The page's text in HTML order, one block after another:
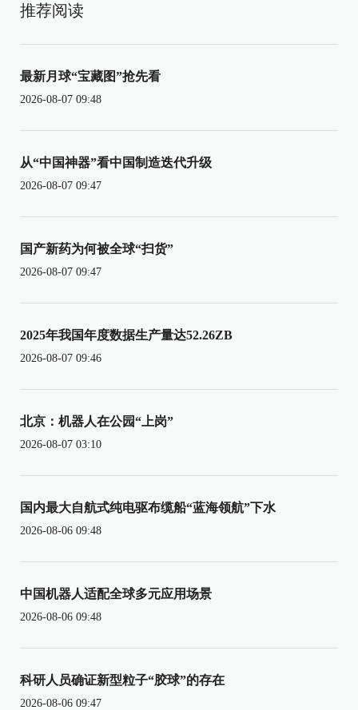
推荐阅读
最新月球“宝藏图”抢先看
2026-08-07 09:48
从“中国神器”看中国制造迭代升级
2026-08-07 09:47
国产新药为何被全球“扫货”
2026-08-07 09:47
2025年我国年度数据生产量达52.26ZB
2026-08-07 09:46
北京：机器人在公园“上岗”
2026-08-07 03:10
国内最大自航式纯电驱布缆船“蓝海领航”下水
2026-08-06 09:48
中国机器人适配全球多元应用场景
2026-08-06 09:48
科研人员确证新型粒子“胶球”的存在
2026-08-06 09:47